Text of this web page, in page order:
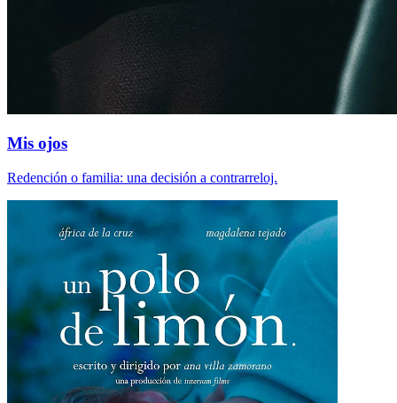
Mis ojos
Redención o familia: una decisión a contrarreloj.